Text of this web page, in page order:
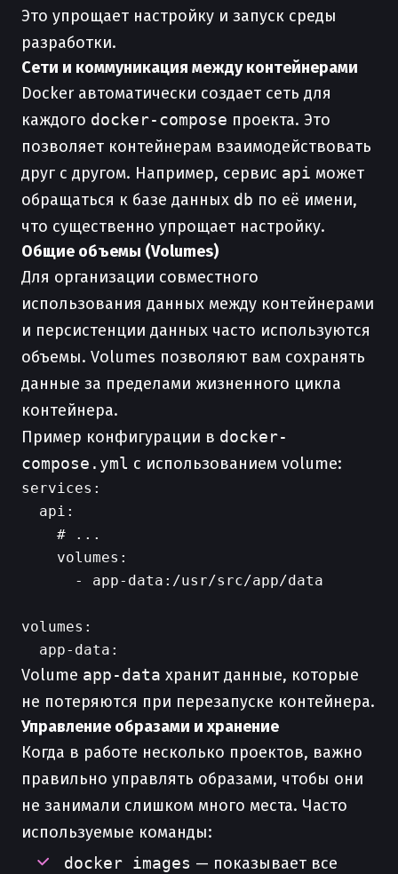
Это упрощает настройку и запуск среды
разработки.
Сети и коммуникация между контейнерами
Docker автоматически создает сеть для
каждого docker-compose проекта. Это
позволяет контейнерам взаимодействовать
друг с другом. Например, сервис api может
обращаться к базе данных db по её имени,
что существенно упрощает настройку.
Общие объемы (Volumes)
Для организации совместного
использования данных между контейнерами
и персистенции данных часто используются
объемы. Volumes позволяют вам сохранять
данные за пределами жизненного цикла
контейнера.
Пример конфигурации в docker-
compose.yml с использованием volume:
services:
  api:
    # ...
    volumes:
      - app-data:/usr/src/app/data
volumes:
Volume app-data хранит данные, которые
не потеряются при перезапуске контейнера.
Управление образами и хранение
Когда в работе несколько проектов, важно
правильно управлять образами, чтобы они
не занимали слишком много места. Часто
используемые команды:
docker images — показывает все